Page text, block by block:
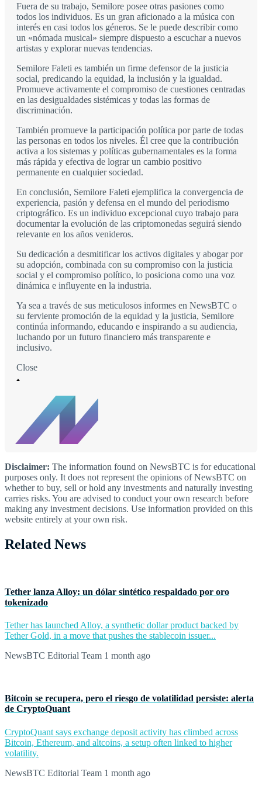
Fuera de su trabajo, Semilore posee otras pasiones como
todos los individuos. Es un gran aficionado a la música con
interés en casi todos los géneros. Se le puede describir como
un «nómada musical» siempre dispuesto a escuchar a nuevos
artistas y explorar nuevas tendencias.
Semilore Faleti es también un firme defensor de la justicia
social, predicando la equidad, la inclusión y la igualdad.
Promueve activamente el compromiso de cuestiones centradas
en las desigualdades sistémicas y todas las formas de
discriminación.
También promueve la participación política por parte de todas
las personas en todos los niveles. Él cree que la contribución
activa a los sistemas y políticas gubernamentales es la forma
más rápida y efectiva de lograr un cambio positivo
permanente en cualquier sociedad.
En conclusión, Semilore Faleti ejemplifica la convergencia de
experiencia, pasión y defensa en el mundo del periodismo
criptográfico. Es un individuo excepcional cuyo trabajo para
documentar la evolución de las criptomonedas seguirá siendo
relevante en los años venideros.
Su dedicación a desmitificar los activos digitales y abogar por
su adopción, combinada con su compromiso con la justicia
social y el compromiso político, lo posiciona como una voz
dinámica e influyente en la industria.
Ya sea a través de sus meticulosos informes en NewsBTC o
su ferviente promoción de la equidad y la justicia, Semilore
continúa informando, educando e inspirando a su audiencia,
luchando por un futuro financiero más transparente e
inclusivo.
Close
Disclaimer: The information found on NewsBTC is for educational
purposes only. It does not represent the opinions of NewsBTC on
whether to buy, sell or hold any investments and naturally investing
carries risks. You are advised to conduct your own research before
making any investment decisions. Use information provided on this
website entirely at your own risk.
Related News
Tether lanza Alloy: un dólar sintético respaldado por oro
tokenizado
Tether has launched Alloy, a synthetic dollar product backed by
Tether Gold, in a move that pushes the stablecoin issuer...
NewsBTC Editorial Team 1 month ago
Bitcoin se recupera, pero el riesgo de volatilidad persiste: alerta
de CryptoQuant
CryptoQuant says exchange deposit activity has climbed across
Bitcoin, Ethereum, and altcoins, a setup often linked to higher
volatility.
NewsBTC Editorial Team 1 month ago